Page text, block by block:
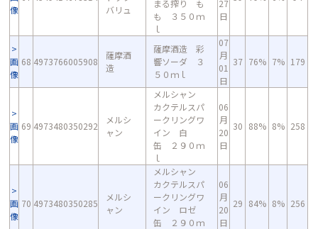
像
バリュ
まる搾り も
も ３５０ｍ
ｌ
27
日
画
像
68 4973766005908
薩摩酒
造
薩摩酒造 彩
響ソーダ ３
５０ｍｌ
07
月
01
日
37 76% 7% 179
画
像
69 4973480350292
メルシ
ャン
メルシャン
カクテルスパ
ークリングワ
イン 白
缶 ２９０ｍ
ｌ
06
月
20
日
30 88% 8% 258
画
像
70 4973480350285
メルシ
ャン
メルシャン
カクテルスパ
ークリングワ
イン ロゼ
缶 ２９０ｍ
06
月
20
日
29 84% 8% 256